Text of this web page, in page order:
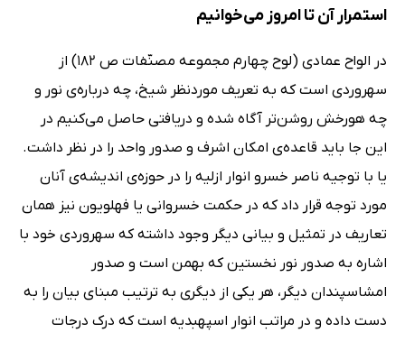
استمرار آن تا امروز می‌خوانیم
در الواح عمادی (لوح چهارم مجموعه مصنّفات ص 182) از
سهروردی است که به تعریف موردنظر شیخ، چه درباره‌ی نور و
چه هورخش روشن‌تر آگاه شده و دریافتی حاصل می‌کنیم در
این جا باید قاعده‌ی امکان اشرف و صدور واحد را در نظر داشت.
یا با توجیه ناصر خسرو انوار ازلیه را در حوزه‌ی اندیشه‌ی آنان
مورد توجه قرار داد که در حکمت خسروانی یا فهلویون نیز همان
تعاریف در تمثیل و بیانی دیگر وجود داشته که سهروردی خود با
اشاره به صدور نور نخستین که بهمن است و صدور
امشاسپندان دیگر، هر یکی از دیگری به ترتیب مبنای بیان را به
دست داده و در مراتب انوار اسپهبدیه است که درک درجات